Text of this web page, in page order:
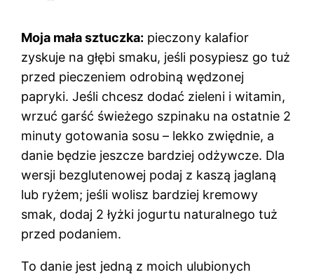
Moja mała sztuczka: pieczony kalafior
zyskuje na głębi smaku, jeśli posypiesz go tuż
przed pieczeniem odrobiną wędzonej
papryki. Jeśli chcesz dodać zieleni i witamin,
wrzuć garść świeżego szpinaku na ostatnie 2
minuty gotowania sosu – lekko zwiędnie, a
danie będzie jeszcze bardziej odżywcze. Dla
wersji bezglutenowej podaj z kaszą jaglaną
lub ryżem; jeśli wolisz bardziej kremowy
smak, dodaj 2 łyżki jogurtu naturalnego tuż
przed podaniem.
To danie jest jedną z moich ulubionych